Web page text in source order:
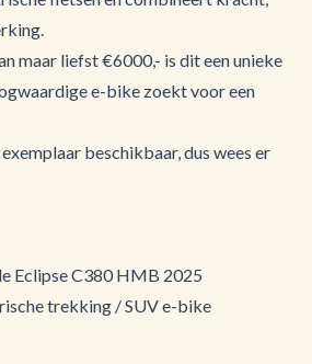
maar liefst €6000,- is dit een unieke
e-bike zoekt voor een
beschikbaar, dus wees er
Eclipse C380 HMB 2025
trekking / SUV e-bike